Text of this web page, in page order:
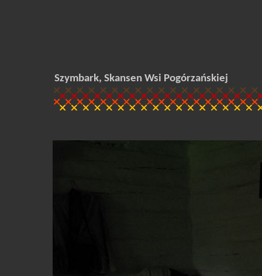
Szymbark, Skansen Wsi Pogórzańskiej